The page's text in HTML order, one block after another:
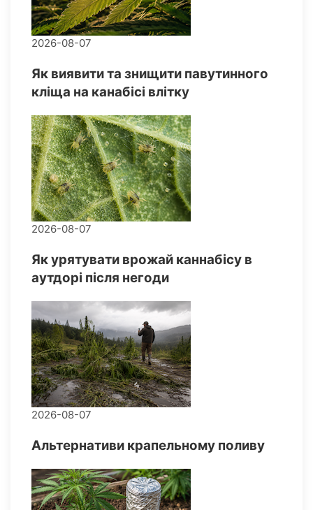
2026-08-07
Як виявити та знищити павутинного
кліща на канабісі влітку
2026-08-07
Як урятувати врожай каннабісу в
аутдорі після негоди
2026-08-07
Альтернативи крапельному поливу